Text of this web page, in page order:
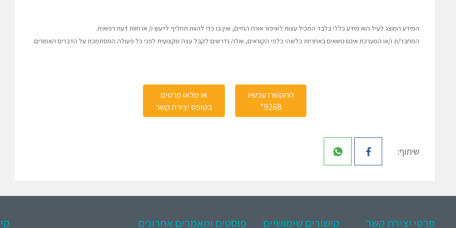
המידע המוצג לעיל הוא מידע כללי בלבד המכיל עצות לשיפור אורח החיים, ואין בו כדי להוות תחליף לייעוץ ו/ או חוות דעת רפואית.
המחבר/ת ו/או המערכת אינם נושאים באחריות כלשהי כלפי הקוראים, ואלה נדרשים לקבל עצה מקצועית לפני כל פעולה המסתמכת על הדברים האמורים.
התקשרו עכשיו
9268*
או מלאו פרטים
בטופס יצירת קשר
שיתוף:
פרטי יצירת קשר קישורים שימושיים פוסטים ומאמרים אחרונים